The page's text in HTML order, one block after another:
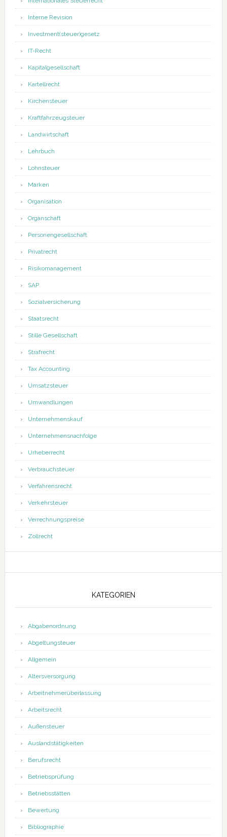
Interne Revision
Investment(steuer)gesetz
IT-Recht
Kapitalgesellschaft
Kartellrecht
Kirchensteuer
Kraftfahrzeugsteuer
Landwirtschaft
Lehrbuch
Lohnsteuer
Marken
Organisation
Organschaft
Personengesellschaft
Privatrecht
Risikomanagement
SAP
Sozialversicherung
Staatsrecht
Stille Gesellschaft
Strafrecht
Tax Accounting
Umsatzsteuer
Umwandlungen
Unternehmenskauf
Unternehmensnachfolge
Urheberrecht
Verbrauchsteuer
Verfahrensrecht
Verkehrsteuer
Verrechnungspreise
Zollrecht
KATEGORIEN
Abgabenordnung
Abgeltungsteuer
Allgemein
Altersversorgung
Arbeitnehmerüberlassung
Arbeitsrecht
Außensteuer
Auslandstätigkeiten
Berufsrecht
Betriebsprüfung
Betriebsstätten
Bewertung
Bibliographie